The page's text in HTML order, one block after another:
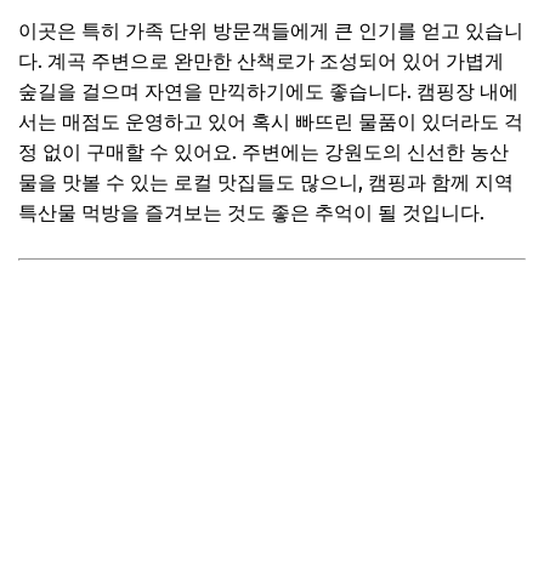
이곳은 특히 가족 단위 방문객들에게 큰 인기를 얻고 있습니
다. 계곡 주변으로 완만한 산책로가 조성되어 있어 가볍게
숲길을 걸으며 자연을 만끽하기에도 좋습니다. 캠핑장 내에
서는 매점도 운영하고 있어 혹시 빠뜨린 물품이 있더라도 걱
정 없이 구매할 수 있어요. 주변에는 강원도의 신선한 농산
물을 맛볼 수 있는 로컬 맛집들도 많으니, 캠핑과 함께 지역
특산물 먹방을 즐겨보는 것도 좋은 추억이 될 것입니다.